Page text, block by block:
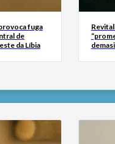
fuga
de
da Líbia